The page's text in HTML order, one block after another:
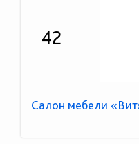
42
Салон мебели